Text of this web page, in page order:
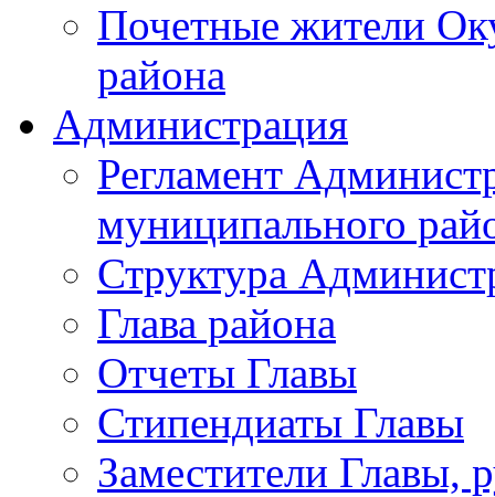
Почетные жители
района
Администрация
Регламент
муниципального
Структура
Глава района
Отчеты Главы
Стипендиаты Главы
Заместители Главы,